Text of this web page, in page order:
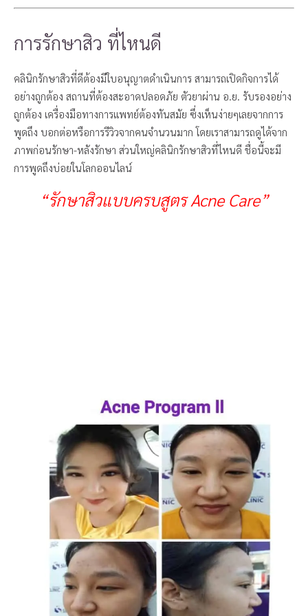
การรักษาสิว ที่ไหนดี
คลินิกรักษาสิวที่ดีต้องมีใบอนุญาตดำเนินการ สามารถเปิดกิจการได้
อย่างถูกต้อง สถานที่ต้องสะอาดปลอดภัย ตัวยาผ่าน อ.ย. รับรองอย่าง
ถูกต้อง เครื่องมือทางการแพทย์ต้องทันสมัย ซึ่งเห็นง่ายๆเลยจากการ
พูดถึง บอกต่อหรือการรีวิวจากคนจำนวนมาก โดยเราสามารถดูได้จาก
ภาพก่อนรักษา-หลังรักษา ส่วนใหญ่คลินิกรักษาสิวที่ไหนดี ชื่อนี้จะมี
การพูดถึงบ่อยในโลกออนไลน์
“รักษาสิวแบบครบสูตร Acne Care”